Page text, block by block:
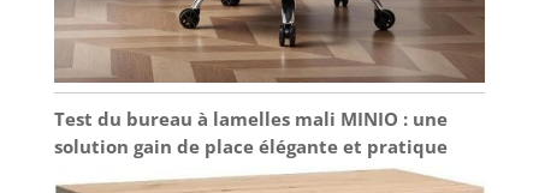
Test du bureau à lamelles mali MINIO : une
solution gain de place élégante et pratique